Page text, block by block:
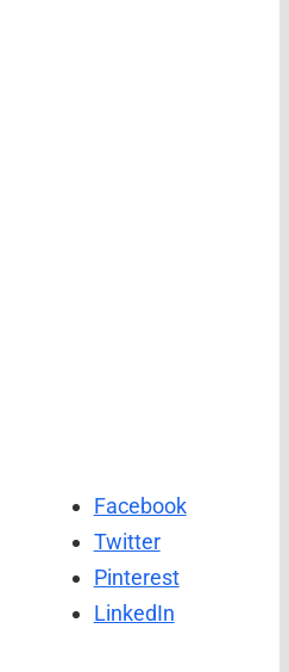
Facebook
Twitter
Pinterest
LinkedIn